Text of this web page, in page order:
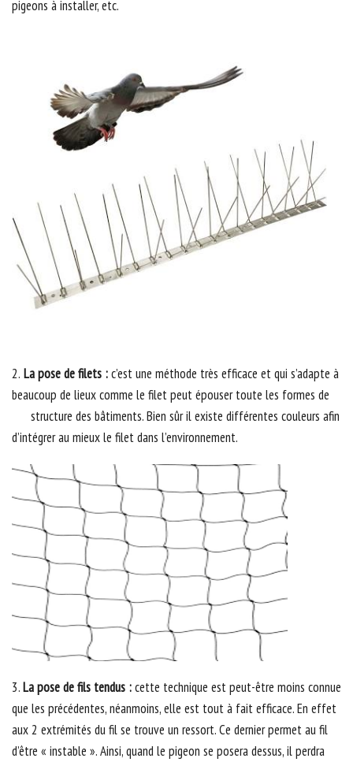
pigeons à installer, etc.
2. La pose de filets :c’est une méthode très efficace et qui s’adapte à
beaucoup de lieux comme le filet peut épouser toute les formes de
structure des bâtiments. Bien sûr il existe différentes couleurs afin
d’intégrer au mieux le filet dans l’environnement.
3.La pose de fils tendus :cette technique est peut-être moins connue
que les précédentes, néanmoins, elle est tout à fait efficace. En effet
aux 2 extrémités du fil se trouve un ressort. Ce dernier permet au fil
d’être « instable ». Ainsi, quand le pigeon se posera dessus, il perdra